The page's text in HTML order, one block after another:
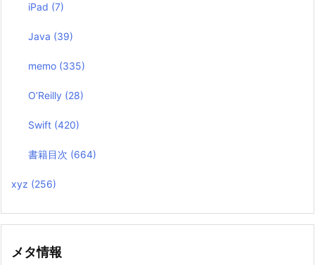
iPad (7)
Java (39)
memo (335)
O’Reilly (28)
Swift (420)
書籍目次 (664)
xyz (256)
メタ情報